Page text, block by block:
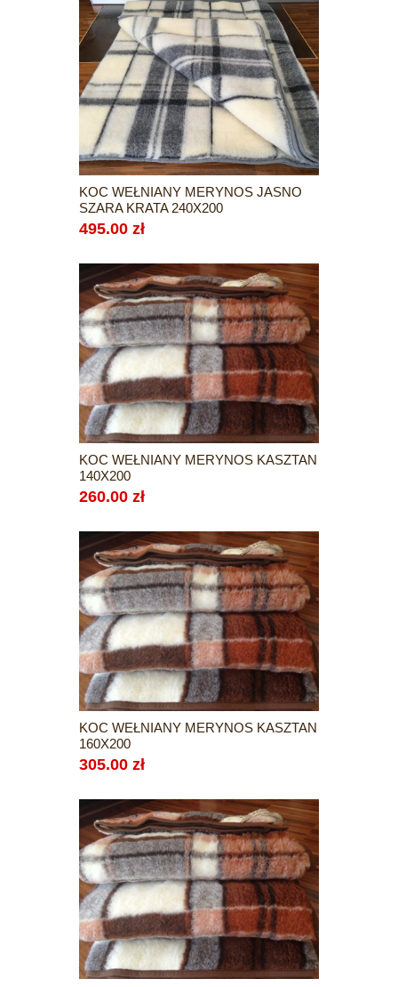
KOC WEŁNIANY MERYNOS JASNO
SZARA KRATA 240X200
495.00 zł
KOC WEŁNIANY MERYNOS KASZTAN
140X200
260.00 zł
KOC WEŁNIANY MERYNOS KASZTAN
160X200
305.00 zł